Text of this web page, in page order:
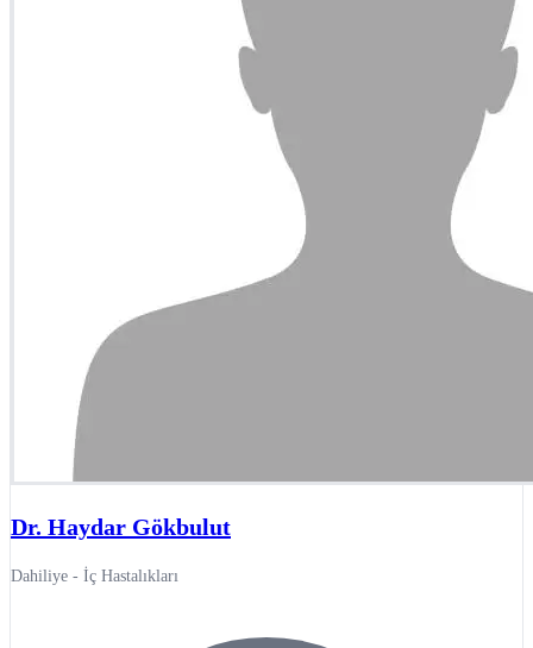
Dr. Haydar Gökbulut
Dahiliye - İç Hastalıkları